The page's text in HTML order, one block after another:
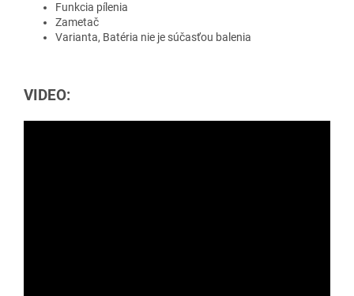
Funkcia pílenia
Zametač
Varianta, Batéria nie je súčasťou balenia
VIDEO: